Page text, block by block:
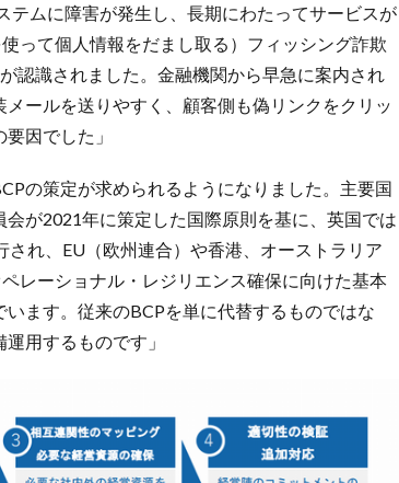
テムに障害が発生し、長期にわたってサービスが
って個人情報をだまし取る）フィッシング詐欺
認識されました。金融機関から早急に案内され
ールを送りやすく、顧客側も偽リンクをクリッ
因でした」
の策定が求められるようになりました。主要国
が2021年に策定した国際原則を基に、英国では
れ、EU（欧州連合）や香港、オーストラリア
レーショナル・レジリエンス確保に向けた基本
ます。従来のBCPを単に代替するものではな
用するものです」